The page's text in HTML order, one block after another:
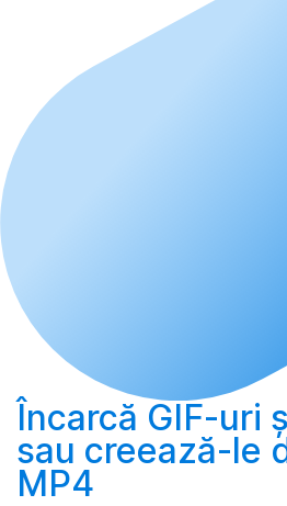
Încarcă GIF-uri
sau creează-le
MP4